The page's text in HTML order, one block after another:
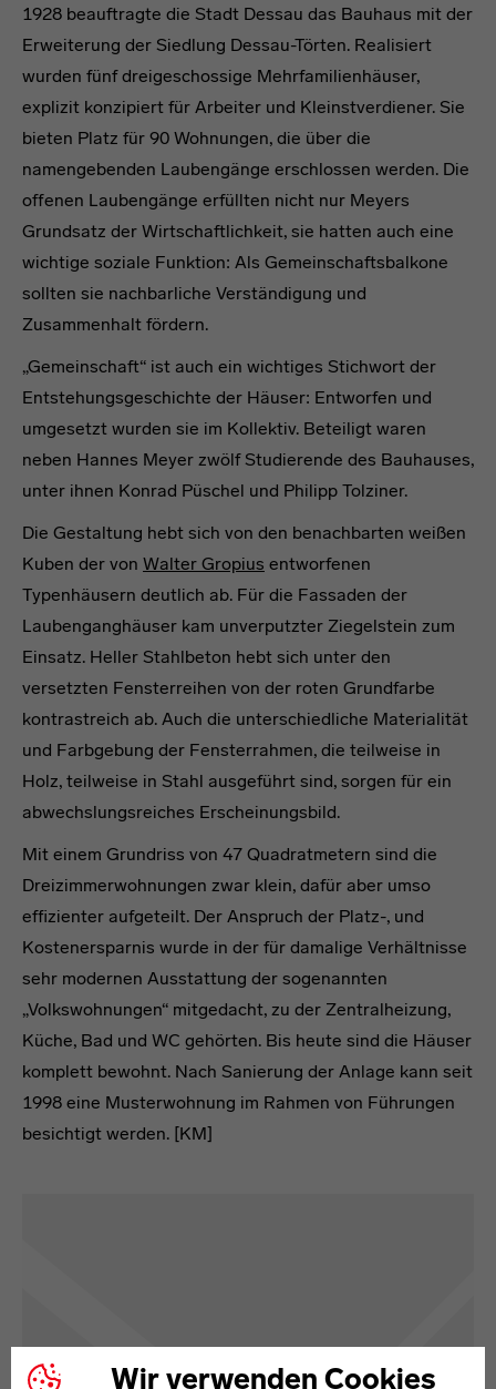
Wir verwenden Cookies
1928 beauftragte die Stadt Dessau das Bauhaus mit der
Erweiterung der Siedlung Dessau-Törten. Realisiert
wurden fünf dreigeschossige Mehrfamilienhäuser,
explizit konzipiert für Arbeiter und Kleinstverdiener. Sie
bieten Platz für 90 Wohnungen, die über die
namengebenden Laubengänge erschlossen werden. Die
offenen Laubengänge erfüllten nicht nur Meyers
Grundsatz der Wirtschaftlichkeit, sie hatten auch eine
wichtige soziale Funktion: Als Gemeinschaftsbalkone
sollten sie nachbarliche Verständigung und
Zusammenhalt fördern.
„Gemeinschaft“ ist auch ein wichtiges Stichwort der
Entstehungsgeschichte der Häuser: Entworfen und
umgesetzt wurden sie im Kollektiv. Beteiligt waren
neben Hannes Meyer zwölf Studierende des Bauhauses,
unter ihnen Konrad Püschel und Philipp Tolziner.
Die Gestaltung hebt sich von den benachbarten weißen
Kuben der von Walter Gropius entworfenen
Typenhäusern deutlich ab. Für die Fassaden der
Laubenganghäuser kam unverputzter Ziegelstein zum
Einsatz. Heller Stahlbeton hebt sich unter den
versetzten Fensterreihen von der roten Grundfarbe
kontrastreich ab. Auch die unterschiedliche Materialität
und Farbgebung der Fensterrahmen, die teilweise in
Holz, teilweise in Stahl ausgeführt sind, sorgen für ein
abwechslungsreiches Erscheinungsbild.
Mit einem Grundriss von 47 Quadratmetern sind die
Dreizimmerwohnungen zwar klein, dafür aber umso
effizienter aufgeteilt. Der Anspruch der Platz-, und
Kostenersparnis wurde in der für damalige Verhältnisse
sehr modernen Ausstattung der sogenannten
„Volkswohnungen“ mitgedacht, zu der Zentralheizung,
Küche, Bad und WC gehörten. Bis heute sind die Häuser
komplett bewohnt. Nach Sanierung der Anlage kann seit
1998 eine Musterwohnung im Rahmen von Führungen
besichtigt werden. [KM]